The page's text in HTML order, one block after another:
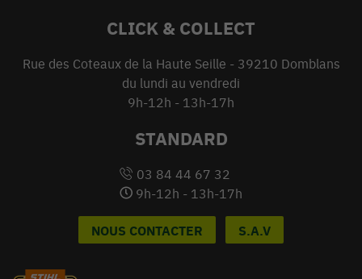
CLICK & COLLECT
Rue des Coteaux de la Haute Seille - 39210 Domblans
du lundi au vendredi
9h-12h - 13h-17h
STANDARD
03 84 44 67 32
9h-12h - 13h-17h
NOUS CONTACTER S.A.V